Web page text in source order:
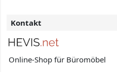
Kontakt
Online-Shop für Büromöbel